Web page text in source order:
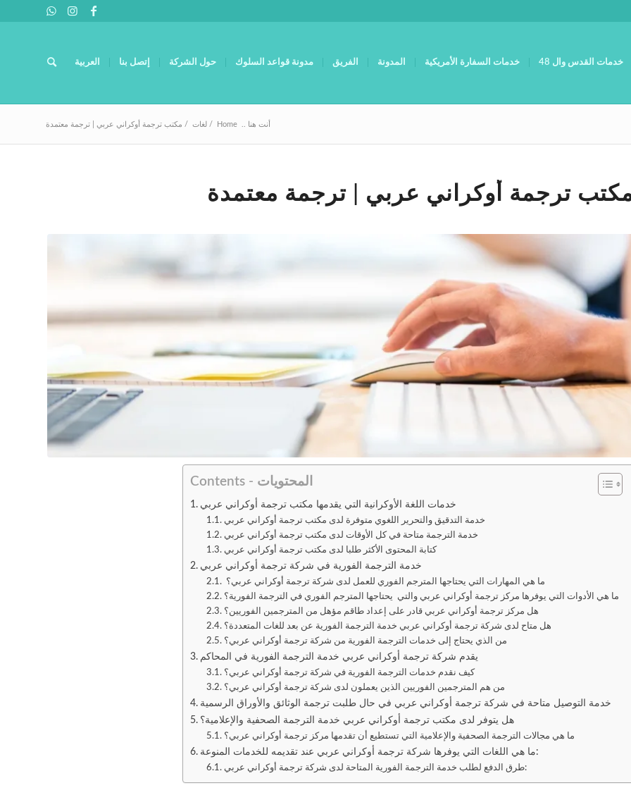
خدمات القدس وال 48 خدمات السفارة الأمريكية المدونة الفريق مدونة قواعد السلوك حول الشركة إتصل بنا العربية
أنت هنا .. Home
/ لغات / مكتب ترجمة أوكراني عربي | ترجمة معتمدة
ترجمة أوكراني عربي | ترجمة معتمدة
Contents - المحتويات
خدمات اللغة الأوكرانية التي يقدمها مكتب ترجمة أوكراني عربي
خدمة التدقيق والتحرير اللغوي متوفرة لدى مكتب ترجمة أوكراني عربي
خدمة الترجمة متاحة في كل الأوقات لدى مكتب ترجمة أوكراني عربي
كتابة المحتوى الأكثر طلبا لدى مكتب ترجمة أوكراني عربي
خدمة الترجمة الفورية في شركة ترجمة أوكراني عربي
ما هي الأدوات التي يوفرها مركز ترجمة أوكراني عربي والتي يحتاجها المترجم الفوري في الترجمة الفورية؟
هل مركز ترجمة أوكراني عربي قادر على إعداد طاقم مؤهل من المترجمين الفوريين؟
هل متاح لدى شركة ترجمة أوكراني عربي خدمة الترجمة الفورية عن بعد للغات المتعددة؟
من الذي يحتاج إلى خدمات الترجمة الفورية من شركة ترجمة أوكراني عربي؟
يقدم شركة ترجمة أوكراني عربي خدمة الترجمة الفورية في المحاكم
كيف نقدم خدمات الترجمة الفورية في شركة ترجمة أوكراني عربي؟
من هم المترجمين الفوريين الذين يعملون لدى شركة ترجمة أوكراني عربي؟
خدمة التوصيل متاحة في شركة ترجمة أوكراني عربي في حال طلبت ترجمة الوثائق والأوراق الرسمية
هل يتوفر لدى مكتب ترجمة أوكراني عربي خدمة الترجمة الصحفية والإعلامية؟
ما هي مجالات الترجمة الصحفية والإعلامية التي تستطيع أن تقدمها مركز ترجمة أوكراني عربي؟
ما هي اللغات التي يوفرها شركة ترجمة أوكراني عربي عند تقديمه للخدمات المنوعة:
طرق الدفع لطلب خدمة الترجمة الفورية المتاحة لدى شركة ترجمة أوكراني عربي: